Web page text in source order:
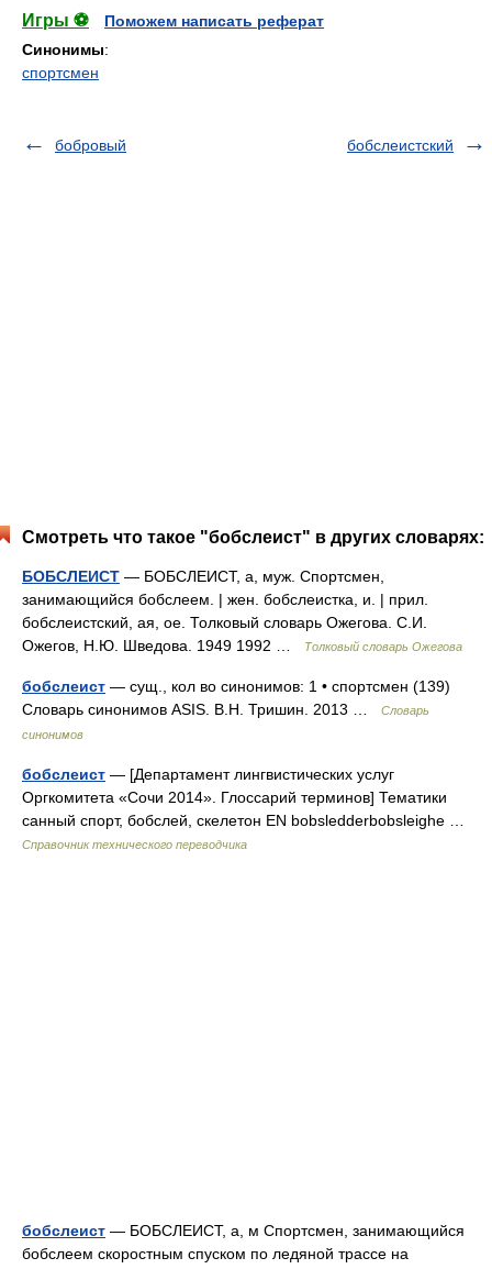
Игры ⚽
Поможем написать реферат
Синонимы:
спортсмен
бобровый бобслеистский
Смотреть что такое "бобслеист" в других словарях:
БОБСЛЕИСТ — БОБСЛЕИСТ, а, муж. Спортсмен,
занимающийся бобслеем. | жен. бобслеистка, и. | прил.
бобслеистский, ая, ое. Толковый словарь Ожегова. С.И.
Ожегов, Н.Ю. Шведова. 1949 1992 …
Толковый словарь Ожегова
бобслеист — сущ., кол во синонимов: 1 • спортсмен (139)
Словарь синонимов ASIS. В.Н. Тришин. 2013 …
Словарь
синонимов
бобслеист — [Департамент лингвистических услуг
Оргкомитета «Сочи 2014». Глоссарий терминов] Тематики
санный спорт, бобслей, скелетон EN bobsledderbobsleighe …
Справочник технического переводчика
бобслеист — БОБСЛЕИСТ, а, м Спортсмен, занимающийся
бобслеем скоростным спуском по ледяной трассе на